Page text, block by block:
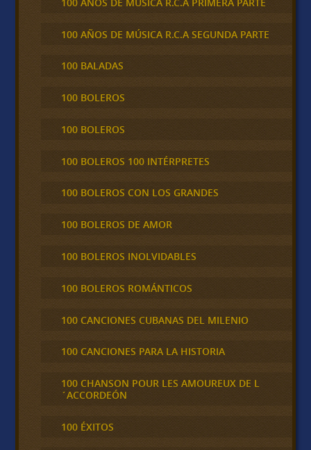
100 AÑOS DE MÚSICA R.C.A SEGUNDA PARTE
100 BALADAS
100 BOLEROS
100 BOLEROS
100 BOLEROS 100 INTÉRPRETES
100 BOLEROS CON LOS GRANDES
100 BOLEROS DE AMOR
100 BOLEROS INOLVIDABLES
100 BOLEROS ROMÁNTICOS
100 CANCIONES CUBANAS DEL MILENIO
100 CANCIONES PARA LA HISTORIA
100 CHANSON POUR LES AMOUREUX DE L
´ACCORDEÓN
100 ÉXITOS